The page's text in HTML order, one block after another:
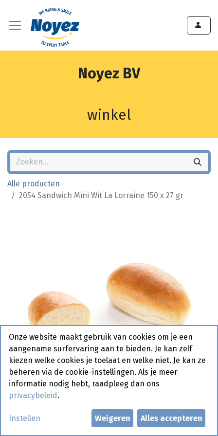
Noyez BV
winkel
Alle producten
2054 Sandwich Mini Wit La Lorraine 150 x 27 gr
2054 Sandwich Mini Wit La
Onze website maakt gebruik van cookies om je een
aangename surfervaring aan te bieden. Je kan zelf
kiezen welke cookies je toelaat en welke niet. Je kan ze
beheren via de cookie-instellingen. Als je meer
informatie nodig hebt, raadpleeg dan ons
privacybeleid .
Instellen Weigeren Alles accepteren